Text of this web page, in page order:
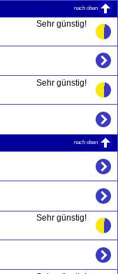
nach oben
Sehr günstig!
Sehr günstig!
nach oben
Sehr günstig!